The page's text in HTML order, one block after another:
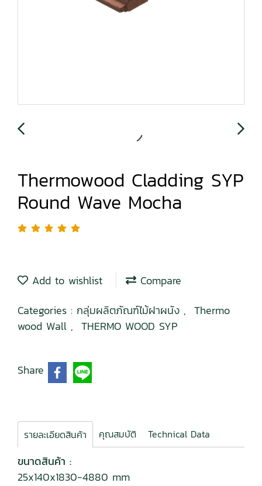
Thermowood Cladding SYP
Round Wave Mocha
Add to wishlist
Compare
Categories : กลุ่มผลิตภัณฑ์ไม้ฝาผนัง , Thermo
wood Wall , THERMO WOOD SYP
Share
รายละเอียดสินค้า คุณสมบัติ Technical Data
ขนาดสินค้า :
25x140x1830-4880 mm